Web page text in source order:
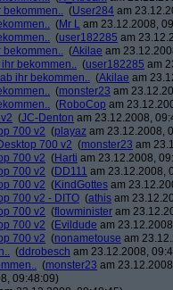
bekommen.. (User284 am
(Mr L am 23.12.2008,
(user182285 am
bekommen.. (Akilae am
bekommen.. (user182285 am
ihr bekommen.. (Akilae am
(monster23 am
(RoboCop am
(JC-Denton am 23.12.2008,
700 v2 (playaz am 23.12.2008,
700 v2 (monster23 am
700 v2 (Harti am 23.12.2008,
700 v2 (DD111 am 23.12.2008,
700 v2 (KindGottes am
700 v2 - DITO (athis am
700 v2 (flowminister am
700 v2 (Evildude am
700 v2 (nonametouse am
(ddrobesch am 23.12.2008,
(monster23 am
09:48:09)